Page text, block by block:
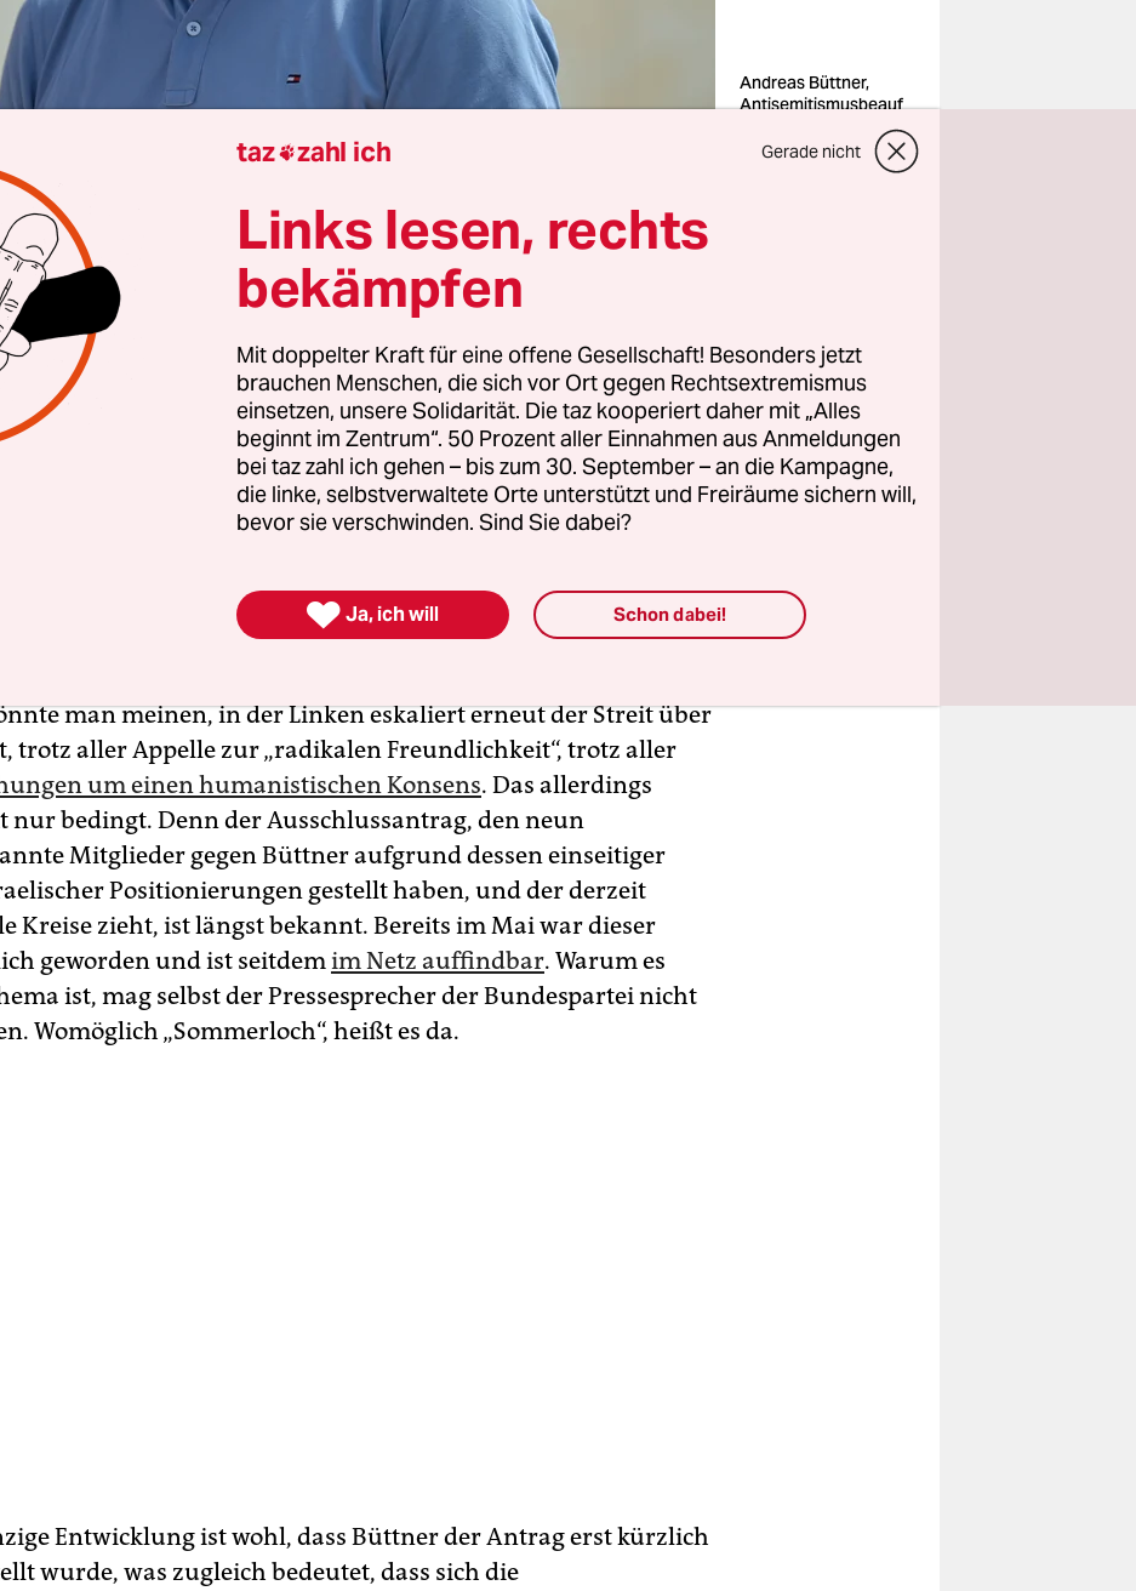
Andreas Büttner,
Antisemitismusbeauf
Brandenburg
Aus BerlinErik Peter
Büttner, Brandenburger Linker und
des Landes, auf X Stellung zu einem
angestrengten Parteiausschlussverfahren bezieht, dann
nicht fehlen – wie immer, wenn sich Linke über ihre
zu Nahost streiten. Da ist dann also die Rede von
Zentimeter“, den er weichen werde, von „Haltung“, die man
vom Sonntag mit einem kürzlich von der Hamas
Bild einer israelischen Geisel.
man meinen, in der Linken eskaliert erneut der Streit über
trotz aller Appelle zur „radikalen Freundlichkeit“, trotz aller
um einen humanistischen Konsens. Das allerdings
nur bedingt. Denn der Ausschlussantrag, den neun
Mitglieder gegen Büttner aufgrund dessen einseitiger
Positionierungen gestellt haben, und der derzeit
Kreise zieht, ist längst bekannt. Bereits im Mai war dieser
geworden und ist seitdemim Netz auffindbar. Warum es
ist, mag selbst der Pressesprecher der Bundespartei nicht
Womöglich „Sommerloch“, heißt es da.
Entwicklung ist wohl, dass Büttner der Antrag erst kürzlich
wurde, was zugleich bedeutet, dass sich die
taz zahl ich Gerade nicht
Links lesen, rechts
bekämpfen
Mit doppelter Kraft für eine offene Gesellschaft! Besonders jetzt
brauchen Menschen, die sich vor Ort gegen Rechtsextremismus
einsetzen, unsere Solidarität. Die taz kooperiert daher mit „Alles
beginnt im Zentrum“. 50 Prozent aller Einnahmen aus Anmeldungen
bei taz zahl ich gehen – bis zum 30. September – an die Kampagne,
die linke, selbstverwaltete Orte unterstützt und Freiräume sichern will,
bevor sie verschwinden. Sind Sie dabei?
 Ja, ich will Schon dabei!